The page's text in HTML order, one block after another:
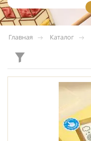
Главная Каталог